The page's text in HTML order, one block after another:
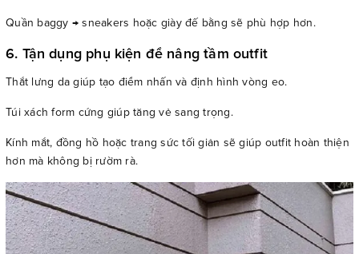
Quần baggy → sneakers hoặc giày đế bằng sẽ phù hợp hơn.
6. Tận dụng phụ kiện để nâng tầm outfit
Thắt lưng da giúp tạo điểm nhấn và định hình vòng eo.
Túi xách form cứng giúp tăng vẻ sang trọng.
Kính mắt, đồng hồ hoặc trang sức tối giản sẽ giúp outfit hoàn thiện
hơn mà không bị rườm rà.